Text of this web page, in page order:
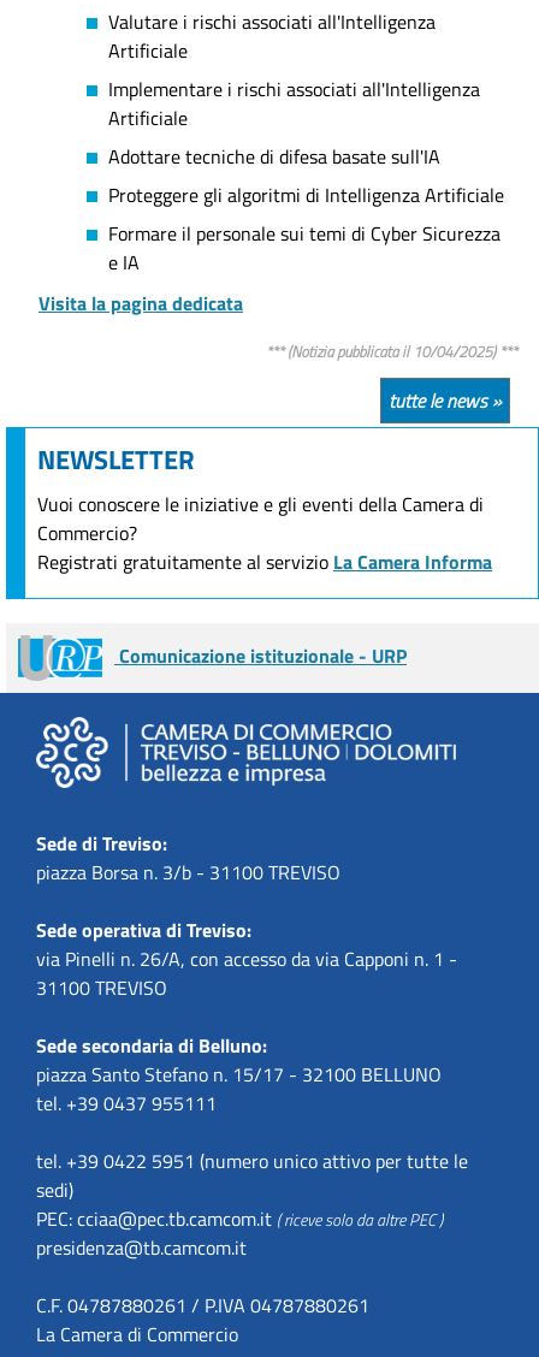
Valutare i rischi associati all'Intelligenza
Artificiale
Implementare i rischi associati all'Intelligenza
Artificiale
Adottare tecniche di difesa basate sull'IA
Proteggere gli algoritmi di Intelligenza Artificiale
Formare il personale sui temi di Cyber Sicurezza
e IA
Visita la pagina dedicata
*** (Notizia pubblicata il 10/04/2025) ***
tutte le news »
NEWSLETTER
Vuoi conoscere le iniziative e gli eventi della Camera di
Commercio?
Registrati gratuitamente al servizio La Camera Informa
Comunicazione istituzionale - URP
Sede di Treviso:
piazza Borsa n. 3/b - 31100 TREVISO
Sede operativa di Treviso:
via Pinelli n. 26/A, con accesso da via Capponi n. 1 -
31100 TREVISO
Sede secondaria di Belluno:
piazza Santo Stefano n. 15/17 - 32100 BELLUNO
tel. +39 0437 955111
tel. +39 0422 5951 (numero unico attivo per tutte le
sedi)
PEC:cciaa@pec.tb.camcom.it ( riceve solo da altre PEC )
presidenza@tb.camcom.it
C.F. 04787880261 / P.IVA 04787880261
La Camera di Commercio